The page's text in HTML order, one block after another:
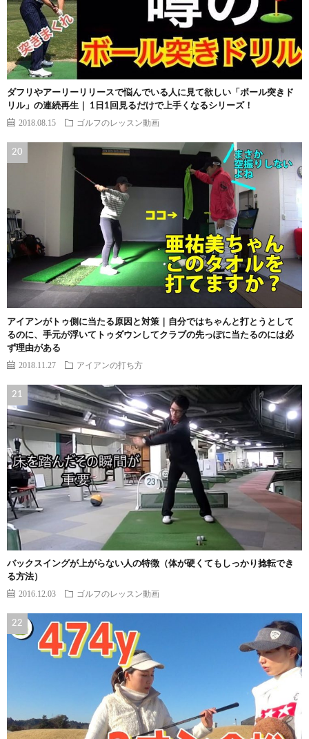
ダフリやアーリーリリースで悩んでいる人に見て欲しい「ボール突きド
リル」の連続再生｜ 1日1回見るだけで上手くなるシリーズ！
2018.08.15 ゴルフのレッスン動画
アイアンがトゥ側に当たる原因と対策｜自分ではちゃんと打とうとして
るのに、手元が浮いてトゥダウンしてクラブの先っぽに当たるのには必
ず理由がある
2018.11.27 アイアンの打ち方
バックスイングが上がらない人の特徴（体が硬くてもしっかり捻転でき
る方法）
2016.12.03 ゴルフのレッスン動画